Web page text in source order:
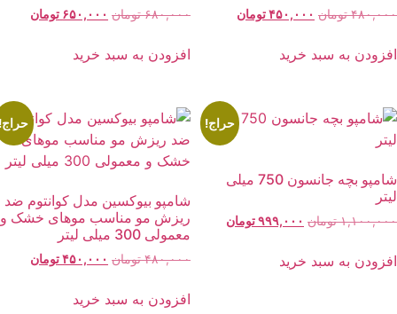
تومانقیمت
۴۵۰,۰۰۰تومانقیمت
به سبد خرید
۶۸۰,۰۰۰ تومانقیمت
۶۵۰,۰۰۰تومانقیمت
افزودن به سبد خرید
حراج!
شامپو بچه جانسون 750 میلی
تومانقیمت
بود.
۹۹۹,۰۰۰تومانقیمت
به سبد خرید
حراج!
شامپو بیوکسین مدل کوانتوم ضد
ریزش مو مناسب موهای خشک و
معمولی 300 میلی لیتر
۴۸۰,۰۰۰ تومانقیمت
۴۵۰,۰۰۰تومانقیمت
افزودن به سبد خرید